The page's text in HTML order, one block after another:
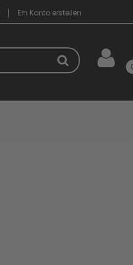
Ein Konto erstellen